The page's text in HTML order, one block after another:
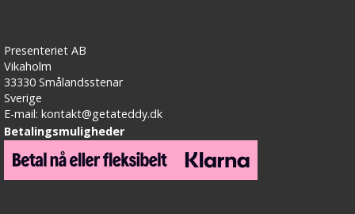
Presenteriet AB
Vikaholm
33330 Smålandsstenar
Sverige
E-mail: kontakt@getateddy.dk
Betalingsmuligheder